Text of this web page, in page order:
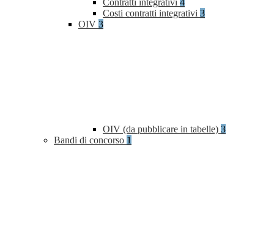
Contratti integrativi 4
Costi contratti integrativi 3
OIV 3
OIV (da pubblicare in tabelle) 3
Bandi di concorso 1